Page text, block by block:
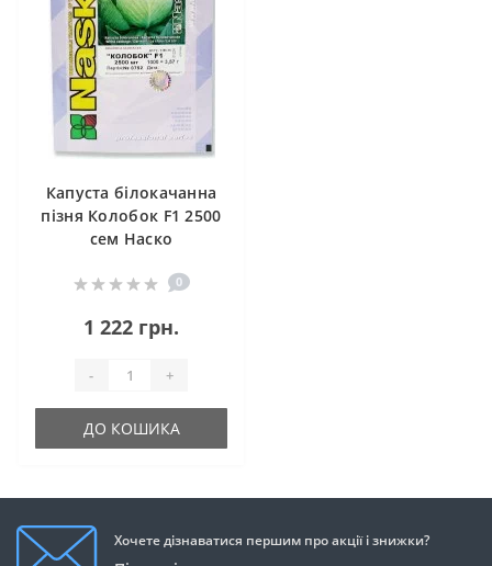
Капуста білокачанна
пізня Колобок F1 2500
сем Наско
0
1 222 грн.
- +
ДО КОШИКА
Хочете дізнаватися першим про акції і знижки?